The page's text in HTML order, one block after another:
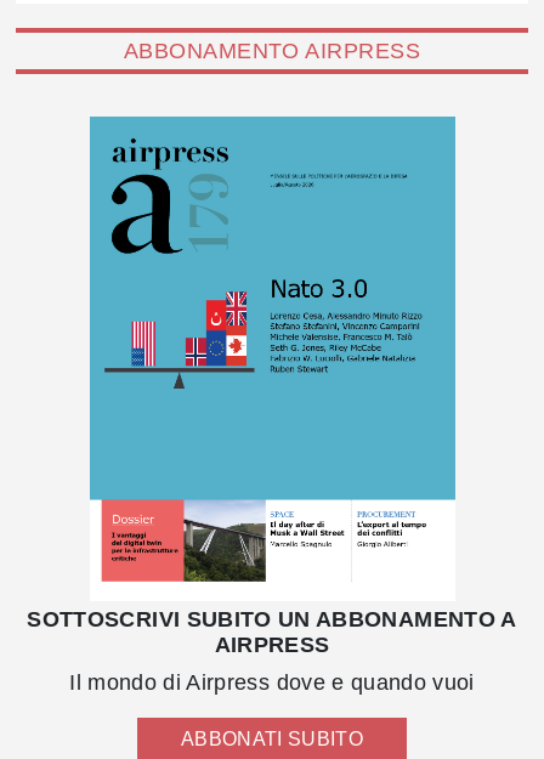
ABBONAMENTO AIRPRESS
SOTTOSCRIVI SUBITO UN ABBONAMENTO A
AIRPRESS
Il mondo di Airpress dove e quando vuoi
ABBONATI SUBITO